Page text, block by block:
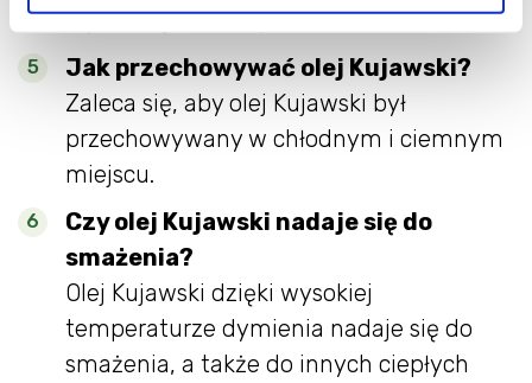
wyselekcjonowanych dostawców.
Jak przechowywać olej Kujawski?
Zaleca się, aby olej Kujawski był
przechowywany w chłodnym i ciemnym
miejscu.
Czy olej Kujawski nadaje się do
smażenia?
Olej Kujawski dzięki wysokiej
temperaturze dymienia nadaje się do
smażenia, a także do innych ciepłych